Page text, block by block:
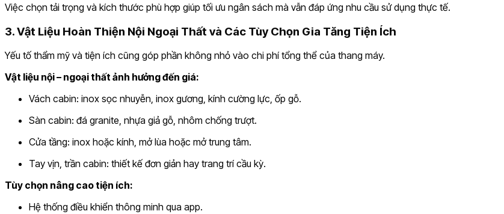
Việc chọn tải trọng và kích thước phù hợp giúp tối ưu ngân sách mà vẫn đáp ứng nhu cầu sử dụng thực tế.
3. Vật Liệu Hoàn Thiện Nội Ngoại Thất và Các Tùy Chọn Gia Tăng Tiện Ích
Yếu tố thẩm mỹ và tiện ích cũng góp phần không nhỏ vào chi phí tổng thể của thang máy.
Vật liệu nội – ngoại thất ảnh hưởng đến giá:
Vách cabin: inox sọc nhuyễn, inox gương, kính cường lực, ốp gỗ.
Sàn cabin: đá granite, nhựa giả gỗ, nhôm chống trượt.
Cửa tầng: inox hoặc kính, mở lùa hoặc mở trung tâm.
Tay vịn, trần cabin: thiết kế đơn giản hay trang trí cầu kỳ.
Tùy chọn nâng cao tiện ích:
Hệ thống điều khiển thông minh qua app.